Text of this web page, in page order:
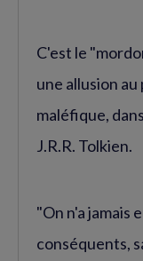
C'est le
une allusion au
maléfique,
J.R.R. Tolkien.
"On n'a jamais
conséquents,